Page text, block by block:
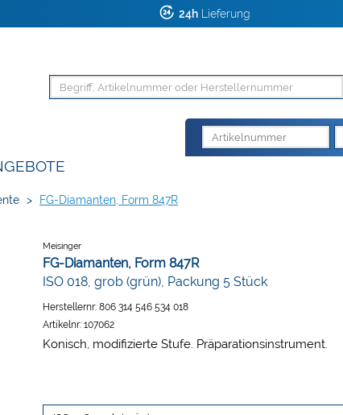
24h Lieferung
> FG-Diamanten, Form 847R
Meisinger
FG-Diamanten, Form 847R
ISO 018, grob (grün), Packung 5 Stück
Herstellernr: 806 314 546 534 018
Artikelnr: 107062
Konisch, modifizierte Stufe. Präparationsinstrument.